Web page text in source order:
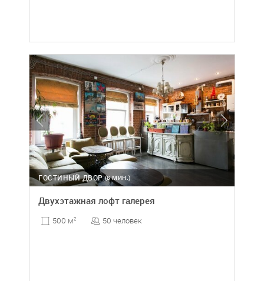
(8 МИН.)
ГОСТИНЫЙ ДВОР
Двухэтажная лофт галерея
500 м2 50 человек